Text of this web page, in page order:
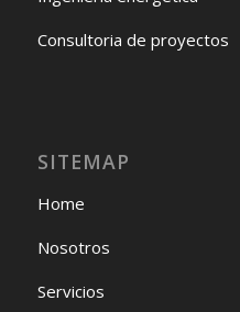
Consultoria de proyectos
SITEMAP
Home
Nosotros
Servicios